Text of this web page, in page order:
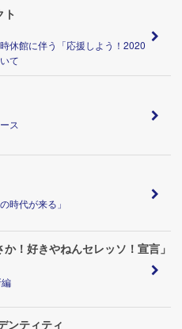
ト
休館に伴う「応援しよう！2020
て
ス
時代が来る」
か！好きやねんセレッソ！宣言」
ンティティ